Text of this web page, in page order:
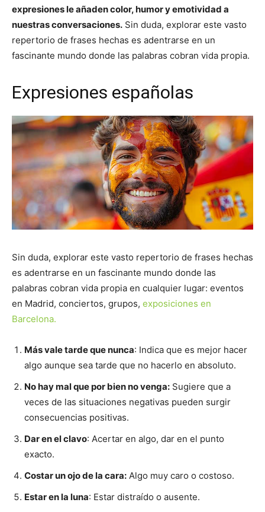
expresiones le añaden color, humor y emotividad a
nuestras conversaciones. Sin duda, explorar este vasto
repertorio de frases hechas es adentrarse en un
fascinante mundo donde las palabras cobran vida propia.
Expresiones españolas
Sin duda, explorar este vasto repertorio de frases hechas
es adentrarse en un fascinante mundo donde las
palabras cobran vida propia en cualquier lugar: eventos
en Madrid, conciertos, grupos, exposiciones en
Barcelona.
Más vale tarde que nunca: Indica que es mejor hacer
algo aunque sea tarde que no hacerlo en absoluto.
No hay mal que por bien no venga: Sugiere que a
veces de las situaciones negativas pueden surgir
consecuencias positivas.
Dar en el clavo: Acertar en algo, dar en el punto
exacto.
Costar un ojo de la cara: Algo muy caro o costoso.
Estar en la luna: Estar distraído o ausente.